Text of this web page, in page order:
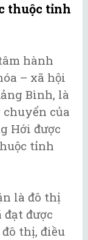
thuộc tỉnh
hành
– xã hội
Bình, là
của
Hới được
tỉnh
là đô thị
được
thị, điều